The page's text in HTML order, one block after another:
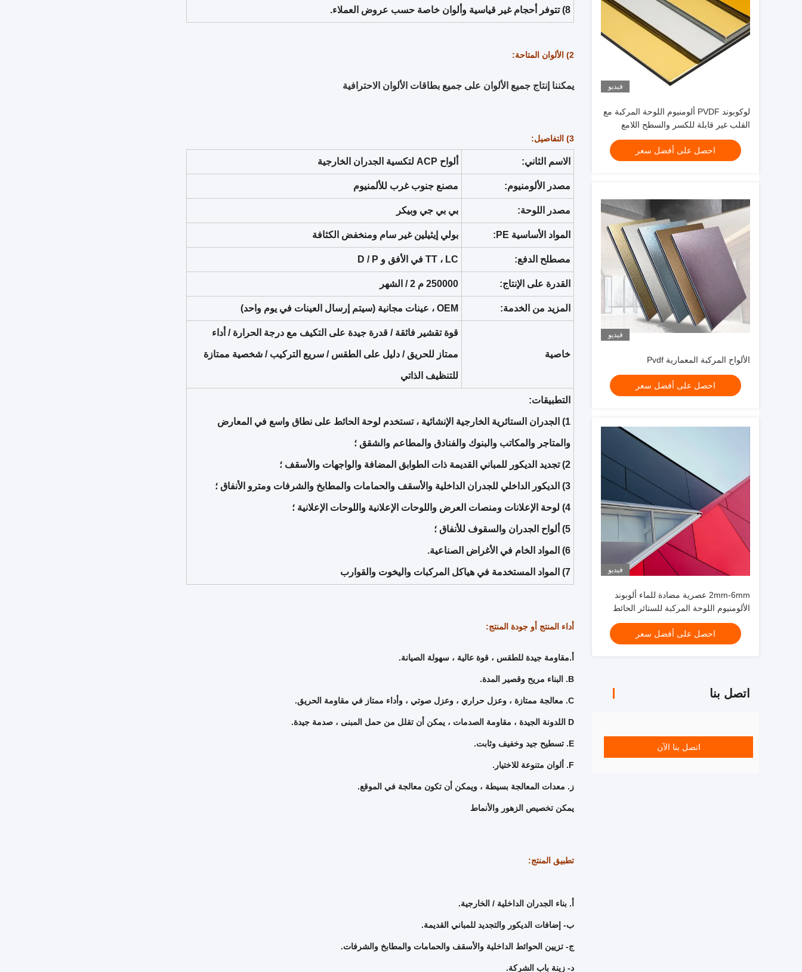
فيديو
لوكوبوند PVDF ألومنيوم اللوحة المركبة مع
القلب غير قابلة للكسر والسطح اللامع
النهاية
احصل على أفضل سعر
فيديو
الألواح المركبة المعمارية Pvdf
احصل على أفضل سعر
فيديو
2mm-6mm عصرية مضادة للماء ألوبوند
الألومنيوم اللوحة المركبة للستائر الحائط
السقف الداخلي المأوى
احصل على أفضل سعر
اتصل بنا
اتصل بنا الآن
8) تتوفر أحجام غير قياسية وألوان خاصة حسب عروض العملاء.
2) الألوان المتاحة:
يمكننا إنتاج جميع الألوان على جميع بطاقات الألوان الاحترافية
3) التفاصيل:
الاسم الثاني: ألواح ACP لتكسية الجدران الخارجية
مصدر الألومنيوم: مصنع جنوب غرب للألمنيوم
مصدر اللوحة: بي بي جي وبيكر
المواد الأساسية PE: بولي إيثيلين غير سام ومنخفض الكثافة
مصطلح الدفع: TT ، LC في الأفق و D / P
القدرة على الإنتاج: 250000 م 2 / الشهر
المزيد من الخدمة: OEM ، عينات مجانية (سيتم إرسال العينات في يوم واحد)
خاصية
قوة تقشير فائقة / قدرة جيدة على التكيف مع درجة الحرارة / أداء
ممتاز للحريق / دليل على الطقس / سريع التركيب / شخصية ممتازة
للتنظيف الذاتي
التطبيقات:
1) الجدران الستائرية الخارجية الإنشائية ، تستخدم لوحة الحائط على نطاق واسع في المعارض
والمتاجر والمكاتب والبنوك والفنادق والمطاعم والشقق ؛
2) تجديد الديكور للمباني القديمة ذات الطوابق المضافة والواجهات والأسقف ؛
3) الديكور الداخلي للجدران الداخلية والأسقف والحمامات والمطابخ والشرفات ومترو الأنفاق ؛
4) لوحة الإعلانات ومنصات العرض واللوحات الإعلانية واللوحات الإعلانية ؛
5) ألواح الجدران والسقوف للأنفاق ؛
6) المواد الخام في الأغراض الصناعية.
7) المواد المستخدمة في هياكل المركبات واليخوت والقوارب
أداء المنتج أو جودة المنتج:
أ.مقاومة جيدة للطقس ، قوة عالية ، سهولة الصيانة.
B. البناء مريح وقصير المدة.
C. معالجة ممتازة ، وعزل حراري ، وعزل صوتي ، وأداء ممتاز في مقاومة الحريق.
D اللدونة الجيدة ، مقاومة الصدمات ، يمكن أن تقلل من حمل المبنى ، صدمة جيدة.
E. تسطيح جيد وخفيف وثابت.
F. ألوان متنوعة للاختيار.
ز. معدات المعالجة بسيطة ، ويمكن أن تكون معالجة في الموقع.
يمكن تخصيص الزهور والأنماط
تطبيق المنتج:
أ. بناء الجدران الداخلية / الخارجية.
ب- إضافات الديكور والتجديد للمباني القديمة.
ج- تزيين الحوائط الداخلية والأسقف والحمامات والمطابخ والشرفات.
د- زينة باب الشركة.